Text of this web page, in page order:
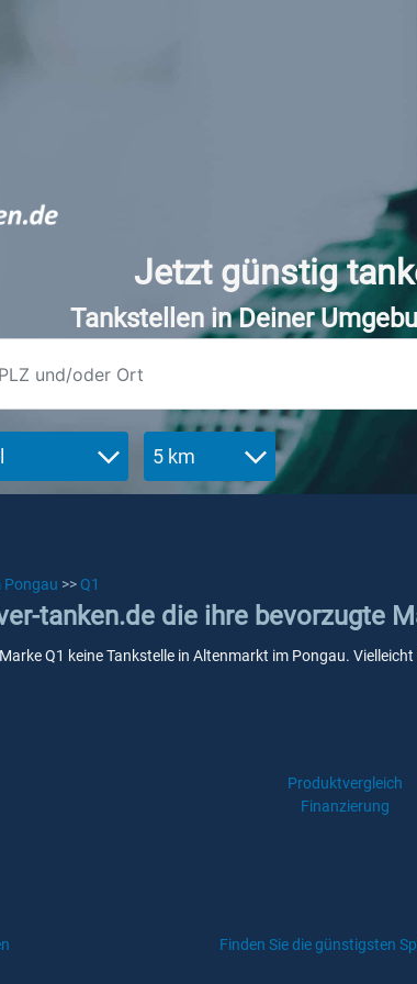
Jetzt günstig
Tankstellen in Deiner
5 km
Pongau >> Q1
tanken.de die ihre bevorzugte
Q1 keine Tankstelle in Altenmarkt im Pongau.
Produktvergleich
Finanzierung
Finden Sie die günstigsten